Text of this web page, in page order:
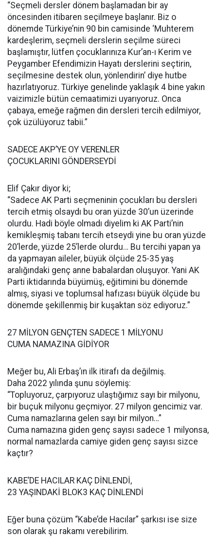
“Seçmeli dersler dönem başlamadan bir ay
öncesinden itibaren seçilmeye başlanır. Biz o
dönemde Türkiye’nin 90 bin camisinde ‘Muhterem
kardeşlerim, seçmeli derslerin seçilme süreci
başlamıştır, lütfen çocuklarınıza Kur’an-ı Kerim ve
Peygamber Efendimizin Hayatı derslerini seçtirin,
seçilmesine destek olun, yönlendirin’ diye hutbe
hazırlatıyoruz. Türkiye genelinde yaklaşık 4 bine yakın
vaizimizle bütün cemaatimizi uyarıyoruz. Onca
çabaya, emeğe rağmen din dersleri tercih edilmiyor,
çok üzülüyoruz tabii.”
SADECE AKP’YE OY VERENLER
ÇOCUKLARINI GÖNDERSEYDİ
Elif Çakır diyor ki;
“Sadece AK Parti seçmeninin çocukları bu dersleri
tercih etmiş olsaydı bu oran yüzde 30’un üzerinde
olurdu. Hadi böyle olmadı diyelim ki AK Parti’nin
kemikleşmiş tabanı tercih etseydi yine bu oran yüzde
20’lerde, yüzde 25’lerde olurdu… Bu tercihi yapan ya
da yapmayan aileler, büyük ölçüde 25-35 yaş
aralığındaki genç anne babalardan oluşuyor. Yani AK
Parti iktidarında büyümüş, eğitimini bu dönemde
almış, siyasi ve toplumsal hafızası büyük ölçüde bu
dönemde şekillenmiş bir kuşaktan söz ediyoruz.”
27 MİLYON GENÇTEN SADECE 1 MİLYONU
CUMA NAMAZINA GİDİYOR
Meğer bu, Ali Erbaş’ın ilk itirafı da değilmiş.
Daha 2022 yılında şunu söylemiş:
“Topluyoruz, çarpıyoruz ulaştığımız sayı bir milyonu,
bir buçuk milyonu geçmiyor. 27 milyon gencimiz var.
Cuma namazlarına gelen sayı bir milyon…”
Cuma namazına giden genç sayısı sadece 1 milyonsa,
normal namazlarda camiye giden genç sayısı sizce
kaçtır?
KABE’DE HACILAR KAÇ DİNLENDİ,
23 YAŞINDAKİ BLOK3 KAÇ DİNLENDİ
Eğer buna çözüm “Kabe’de Hacılar” şarkısı ise size
son olarak şu rakamı verebilirim.